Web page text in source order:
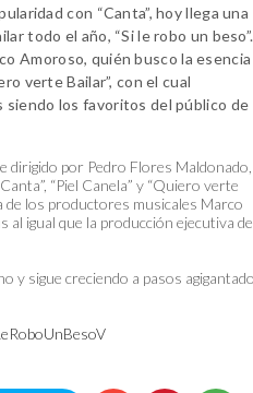
con “Canta”, hoy llega una
todo el año, “Si le robo un
Amoroso, quién busco la esencia
verte Bailar”, con el cual
siendo los favoritos del público de
dirigido por Pedro Flores
“Piel Canela” y “Quiero verte
de los productores musicales Marco
igual que la producción ejecutiva de
y sigue creciendo a pasos